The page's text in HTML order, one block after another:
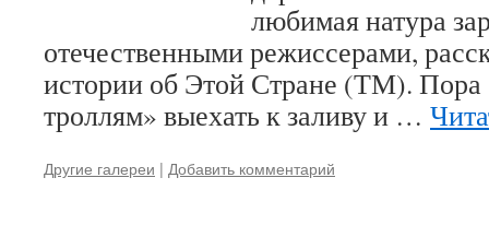
любимая натура
отечественными режиссерами,
истории об Этой Стране (ТМ). Пора
троллям» выехать к заливу и …
Другие галереи | Добавить комментарий